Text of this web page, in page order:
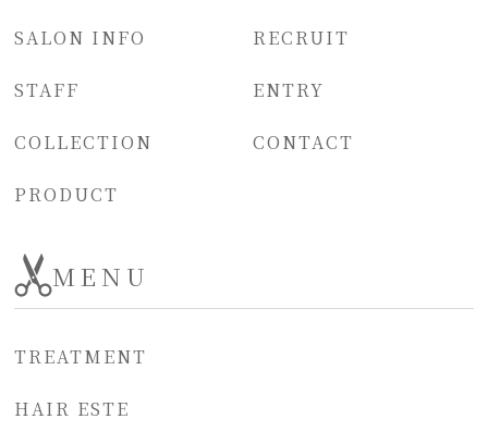
SALON INFO
STAFF
COLLECTION
PRODUCT
RECRUIT
ENTRY
CONTACT
MENU
TREATMENT
HAIR ESTE